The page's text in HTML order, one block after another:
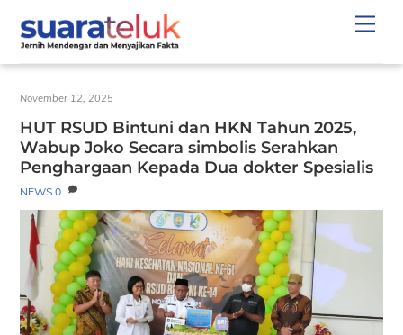
content
November 12, 2025
HUT RSUD Bintuni dan HKN Tahun 2025,
Wabup Joko Secara simbolis Serahkan
Penghargaan Kepada Dua dokter Spesialis
NEWS 0